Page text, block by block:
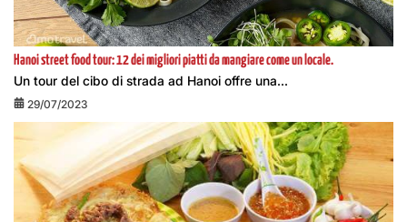
Hanoi street food tour: 12 dei migliori piatti da mangiare come un locale.
Un tour del cibo di strada ad Hanoi offre una...
29/07/2023